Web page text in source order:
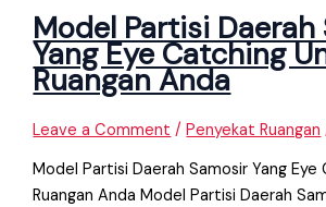
Model Partisi Daerah
Yang Eye Catching
Ruangan Anda
Leave a Comment /Penyekat Ruangan
Model Partisi Daerah Samosir Yang
Ruangan Anda Model Partisi Daerah